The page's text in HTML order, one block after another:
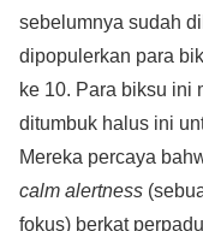
sebelumnya sudah
dipopulerkan para
ke 10. Para biksu ini
ditumbuk halus ini
Mereka percaya
calm alertness
fokus) berkat